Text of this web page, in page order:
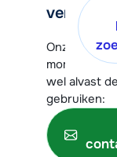
verder!
Onze
moment
wel alvast
gebruiken: